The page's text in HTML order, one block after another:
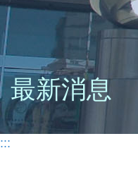
最新消息
:::